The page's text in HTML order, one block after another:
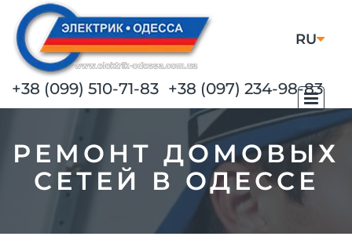
RU
+38 (099) 510-71-83 +38 (097) 234-98-83
РЕМОНТ ДОМОВЫХ
СЕТЕЙ В ОДЕССЕ